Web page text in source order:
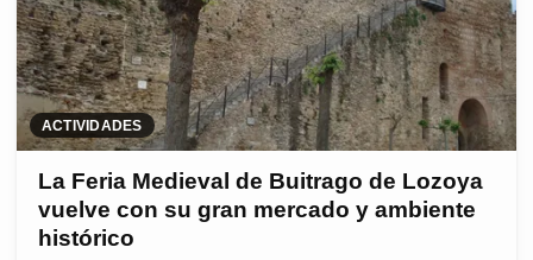
ACTIVIDADES
La Feria Medieval de Buitrago de Lozoya
vuelve con su gran mercado y ambiente
histórico